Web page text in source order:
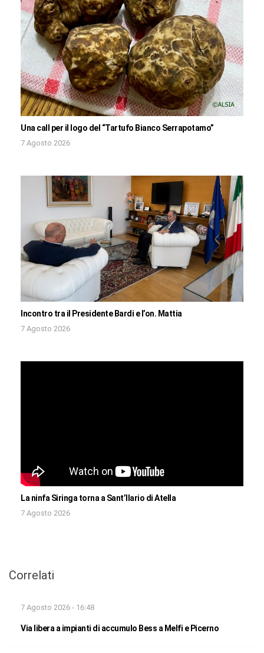
Una call per il logo del “Tartufo Bianco Serrapotamo”
7 Agosto 2026
Incontro tra il Presidente Bardi e l’on. Mattia
7 Agosto 2026
La ninfa Siringa torna a Sant’Ilario di Atella
7 Agosto 2026
Correlati
7 Agosto 2026 - 16:48
Via libera a impianti di accumulo Bess a Melfi e Picerno